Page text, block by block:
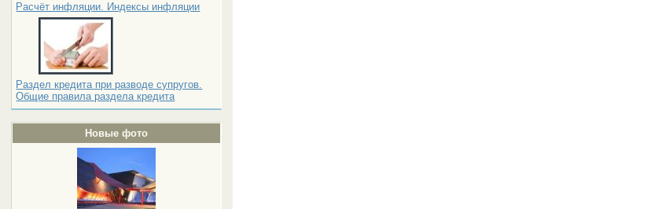
Расчёт инфляции. Индексы инфляции
Раздел кредита при разводе супругов.
Общие правила раздела кредита
Новые фото